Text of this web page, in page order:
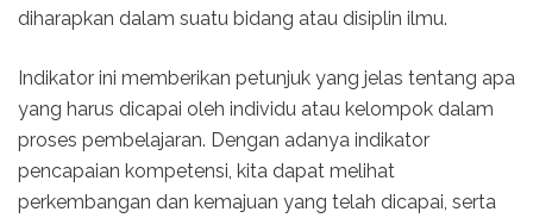
diharapkan dalam suatu bidang atau disiplin ilmu.
Indikator ini memberikan petunjuk yang jelas tentang apa
yang harus dicapai oleh individu atau kelompok dalam
proses pembelajaran. Dengan adanya indikator
pencapaian kompetensi, kita dapat melihat
perkembangan dan kemajuan yang telah dicapai, serta